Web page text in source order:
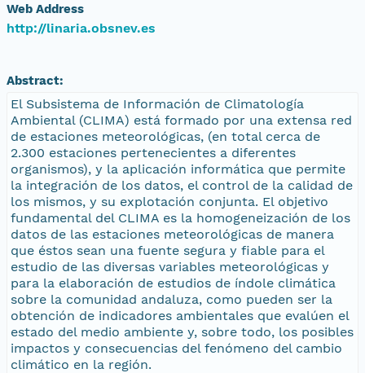
Web Address
http://linaria.obsnev.es
Abstract:
El Subsistema de Información de Climatología
Ambiental (CLIMA) está formado por una extensa red
de estaciones meteorológicas, (en total cerca de
2.300 estaciones pertenecientes a diferentes
organismos), y la aplicación informática que permite
la integración de los datos, el control de la calidad de
los mismos, y su explotación conjunta. El objetivo
fundamental del CLIMA es la homogeneización de los
datos de las estaciones meteorológicas de manera
que éstos sean una fuente segura y fiable para el
estudio de las diversas variables meteorológicas y
para la elaboración de estudios de índole climática
sobre la comunidad andaluza, como pueden ser la
obtención de indicadores ambientales que evalúen el
estado del medio ambiente y, sobre todo, los posibles
impactos y consecuencias del fenómeno del cambio
climático en la región.